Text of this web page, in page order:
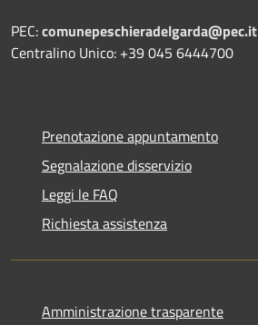
PEC:comunepeschieradelgarda@pec.it
Centralino Unico: +39 045 6444700
Prenotazione appuntamento
Segnalazione disservizio
Leggi le FAQ
Richiesta assistenza
Amministrazione trasparente